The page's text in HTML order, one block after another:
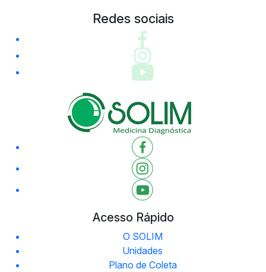
Redes sociais
Acesso Rápido
O SOLIM
Unidades
Plano de Coleta